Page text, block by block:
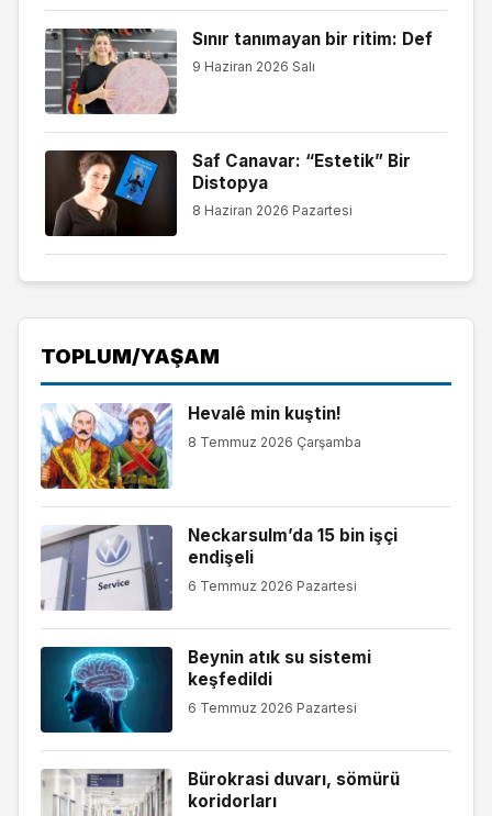
Sınır tanımayan bir ritim: Def
9 Haziran 2026 Salı
Saf Canavar: “Estetik” Bir
Distopya
8 Haziran 2026 Pazartesi
TOPLUM/YAŞAM
Hevalê min kuştin!
8 Temmuz 2026 Çarşamba
Neckarsulm’da 15 bin işçi
endişeli
6 Temmuz 2026 Pazartesi
Beynin atık su sistemi
keşfedildi
6 Temmuz 2026 Pazartesi
Bürokrasi duvarı, sömürü
koridorları